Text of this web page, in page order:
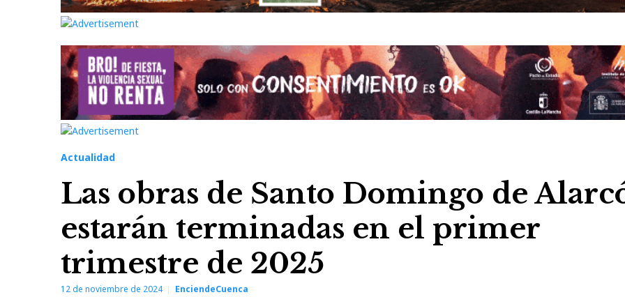
Actualidad
Las obras de Santo Domingo de
estarán terminadas en el primer
trimestre de 2025
12 de noviembre de 2024 EnciendeCuenca